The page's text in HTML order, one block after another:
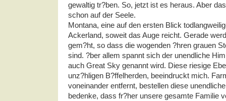
gewaltig tr?ben. So, jetzt ist es heraus. Aber
schon auf der Seele.
Montana, eine auf den ersten Blick
Ackerland, soweit das Auge reicht. Gerade
gem?ht, so dass die wogenden ?hren grauen
sind. ?ber allem spannt sich der unendliche
auch Great Sky genannt wird. Diese riesige
unz?hligen B?ffelherden, beeindruckt mich.
voneinander entfernt, bestellen diese
bedenke, dass fr?her unsere gesamte Familie